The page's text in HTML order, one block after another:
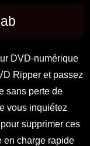
DVD-numérique
Ripper et passez
sans perte de
vous inquiétez
supprimer ces
en charge rapide